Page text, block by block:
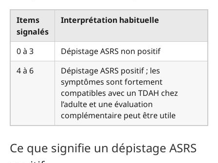
Items
signalés
Interprétation habituelle
0 à 3
Dépistage ASRS non positif
4 à 6
Dépistage ASRS positif ; les
symptômes sont fortement
compatibles avec un TDAH chez
l’adulte et une évaluation
complémentaire peut être utile
Ce que signifie un dépistage ASRS